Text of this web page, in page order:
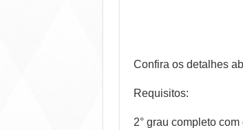
Confira os detalhes
Requisitos:
2° grau completo